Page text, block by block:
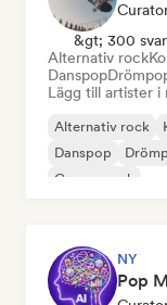
&gt; 300
Alternativ rock
Danspop
Lägg till artister i
Alternativ rock
Danspop
Garage rock
NY